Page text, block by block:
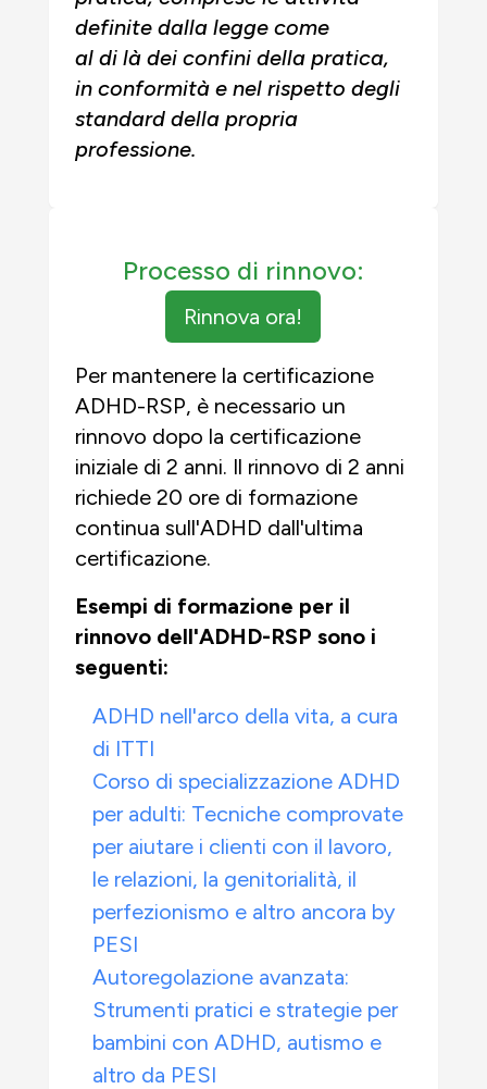
definite dalla legge come
al di là dei confini della pratica,
in conformità e nel rispetto degli
standard della propria
professione.
Processo di rinnovo:
Rinnova ora!
Per mantenere la certificazione
ADHD-RSP, è necessario un
rinnovo dopo la certificazione
iniziale di 2 anni. Il rinnovo di 2 anni
richiede 20 ore di formazione
continua sull'ADHD dall'ultima
certificazione.
Esempi di formazione per il
rinnovo dell'ADHD-RSP sono i
seguenti:
ADHD nell'arco della vita, a cura
di ITTI
Corso di specializzazione ADHD
per adulti: Tecniche comprovate
per aiutare i clienti con il lavoro,
le relazioni, la genitorialità, il
perfezionismo e altro ancora by
PESI
Autoregolazione avanzata:
Strumenti pratici e strategie per
bambini con ADHD, autismo e
altro da PESI